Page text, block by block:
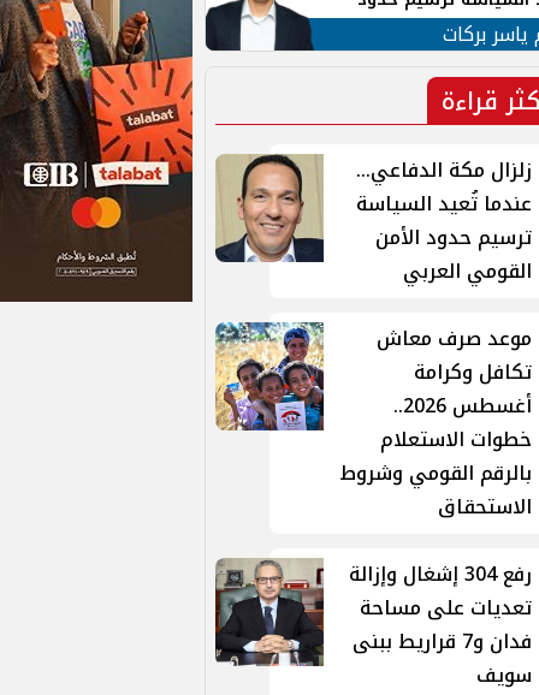
القومي العربي
ياسر بركات
قراءة
زلزال مكة الدفاعي...
عندما تُعيد السياسة
ترسيم حدود الأمن
القومي العربي
موعد صرف معاش
تكافل وكرامة
أغسطس 2026..
خطوات الاستعلام
بالرقم القومي وشروط
الاستحقاق
رفع 304 إشغال وإزالة
تعديات على مساحة
فدان و7 قراريط ببنى
سويف